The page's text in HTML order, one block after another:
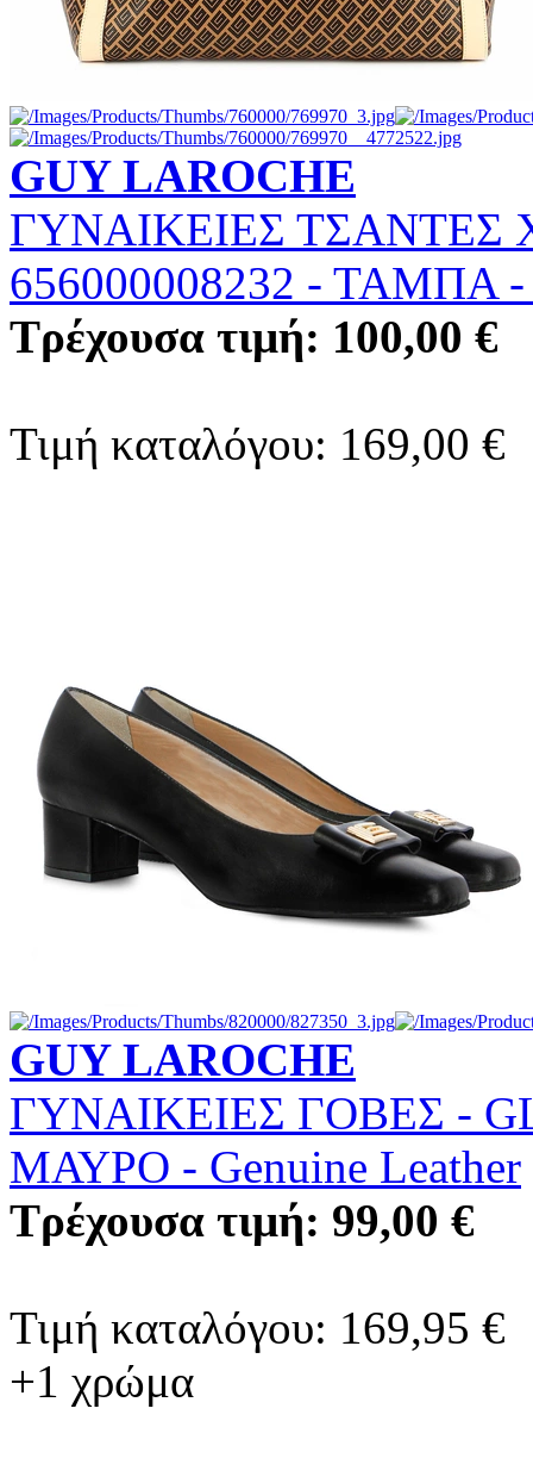
GUY LAROCHE
ΓΥΝΑΙΚΕΙΕΣ ΤΣΑΝΤΕΣ
656000008232 - ΤΑΜΠΑ
Τρέχουσα τιμή: 100,00 €
Τιμή καταλόγου: 169,00 €
GUY LAROCHE
ΓΥΝΑΙΚΕΙΕΣ ΓΟΒΕΣ -
ΜΑΥΡΟ - Genuine Leather
Τρέχουσα τιμή: 99,00 €
Τιμή καταλόγου: 169,95 €
+1 χρώμα